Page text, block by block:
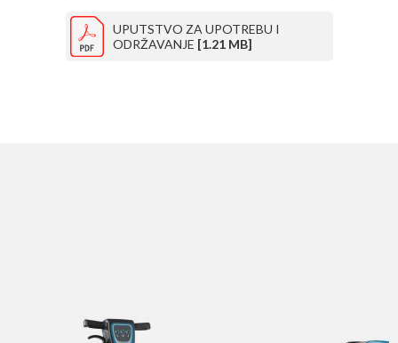
UPUTSTVO ZA UPOTREBU I
ODRŽAVANJE [1.21 MB]